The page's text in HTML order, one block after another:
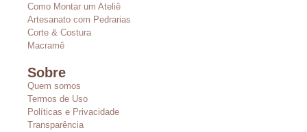
Como Montar um Ateliê
Artesanato com Pedrarias
Corte & Costura
Macramê
Sobre
Quem somos
Termos de Uso
Políticas e Privacidade
Transparência